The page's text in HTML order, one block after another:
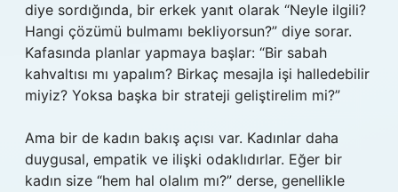
diye sordığında, bir erkek yanıt olarak “Neyle ilgili?
Hangi çözümü bulmamı bekliyorsun?” diye sorar.
Kafasında planlar yapmaya başlar: “Bir sabah
kahvaltısı mı yapalım? Birkaç mesajla işi halledebilir
miyiz? Yoksa başka bir strateji geliştirelim mi?”
Ama bir de kadın bakış açısı var. Kadınlar daha
duygusal, empatik ve ilişki odaklıdırlar. Eğer bir
kadın size “hem hal olalım mı?” derse, genellikle